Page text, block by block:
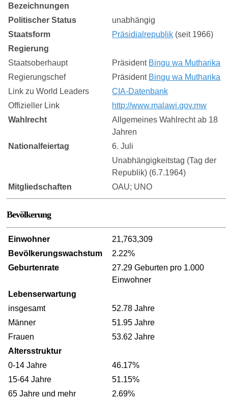
Bezeichnungen
Politischer Status
unabhängig
Staatsform
Präsidialrepublik (seit 1966)
Regierung
Staatsoberhaupt
Präsident Bingu wa Mutharika
Regierungschef
Präsident Bingu wa Mutharika
Link zu World Leaders
CIA-Datenbank
Offizieller Link
http://www.malawi.gov.mw
Wahlrecht
Allgemeines Wahlrecht ab 18
Jahren
Nationalfeiertag
6. Juli
Unabhängigkeitstag (Tag der
Republik) (6.7.1964)
Mitgliedschaften
OAU; UNO
Bevölkerung
Einwohner
21,763,309
Bevölkerungswachstum
2.22%
Geburtenrate
27.29 Geburten pro 1.000
Einwohner
Lebenserwartung
insgesamt
52.78 Jahre
Männer
51.95 Jahre
Frauen
53.62 Jahre
Altersstruktur
0-14 Jahre
46.17%
15-64 Jahre
51.15%
65 Jahre und mehr
2.69%